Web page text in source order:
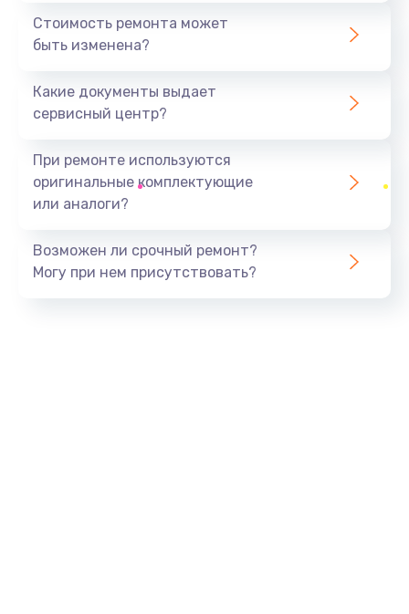
390 руб.
Замена разъёма наушников (гарнитуры)
Замена кнопок громкости
Заказать
Стоимость ремонта может
быть изменена?
Какие документы выдает
сервисный центр?
При ремонте используются
оригинальные комплектующие
или аналоги?
Возможен ли срочный ремонт?
Могу при нем присутствовать?